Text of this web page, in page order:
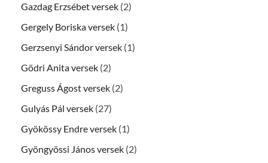
Gazdag Erzsébet versek (2)
Gergely Boriska versek (1)
Gerzsenyi Sándor versek (1)
Gödri Anita versek (2)
Greguss Ágost versek (2)
Gulyás Pál versek (27)
Gyökössy Endre versek (1)
Gyöngyössi János versek (2)